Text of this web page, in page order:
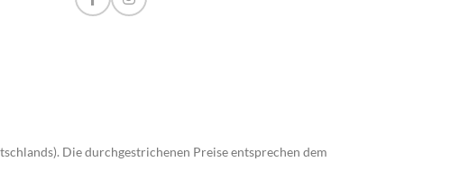
Die durchgestrichenen Preise entsprechen dem